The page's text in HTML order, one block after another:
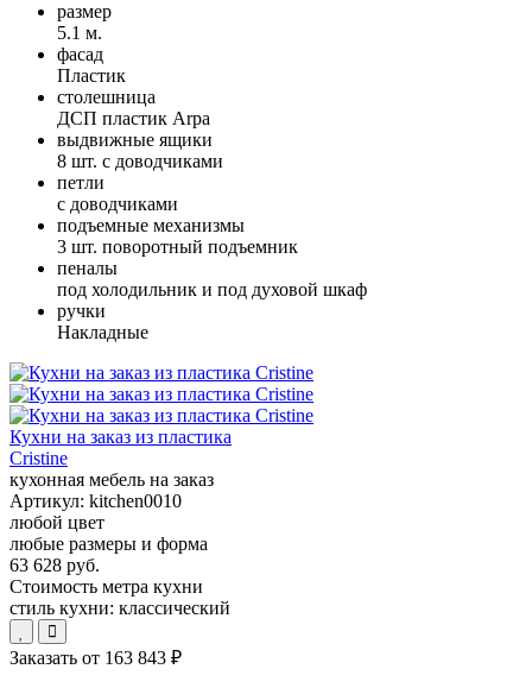
размер
5.1 м.
фасад
Пластик
столешница
ДСП пластик Arpa
выдвижные ящики
8 шт. с доводчиками
петли
с доводчиками
подъемные механизмы
3 шт. поворотный подъемник
пеналы
под холодильник и под духовой шкаф
ручки
Накладные
Кухни на заказ из пластика
Cristine
кухонная мебель на заказ
Артикул: kitchen0010
любой цвет
любые размеры и форма
63 628 руб.
Стоимость метра кухни
стиль кухни: классический
Заказать от 163 843 ₽